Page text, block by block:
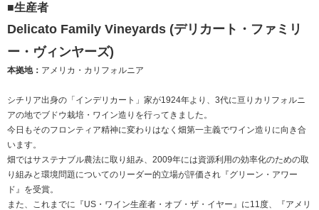
■生産者
Delicato Family Vineyards (デリカート・ファミリ
ー・ヴィンヤーズ)
本拠地： アメリカ・カリフォルニア
シチリア出身の「インデリカート」家が1924年より、3代に亘りカリフォルニ
アの地でブドウ栽培・ワイン造りを行ってきました。
今日もそのフロンティア精神に変わりはなく畑第一主義でワイン造りに向き合
います。
畑ではサステナブル農法に取り組み、2009年には資源利用の効率化のための取
り組みと環境問題についてのリーダー的立場が評価され『グリーン・アワー
ド』を受賞。
また、これまでに『US・ワイン生産者・オブ・ザ・イヤー』に11度、『アメリ